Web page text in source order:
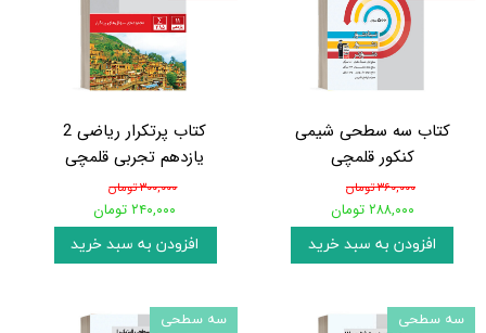
کتاب سه سطحی شیمی
کنکور قلمچی
۳۶۰,۰۰۰ تومان
۲۸۸,۰۰۰ تومان
افزودن به سبد خرید
کتاب پرتکرار ریاضی 2
یازدهم تجربی قلمچی
۳۰۰,۰۰۰ تومان
۲۴۰,۰۰۰ تومان
افزودن به سبد خرید
سه سطحی
سه سطحی